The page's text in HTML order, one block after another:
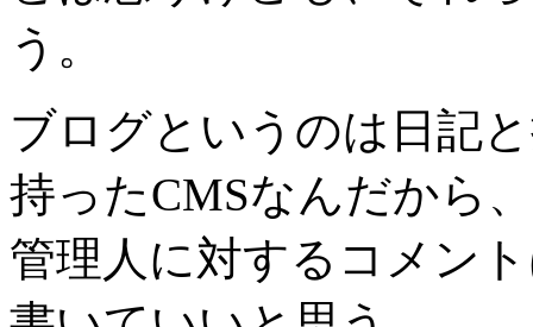
う。
ブログというのは日記
持ったCMSなんだから、
管理人に対するコメン